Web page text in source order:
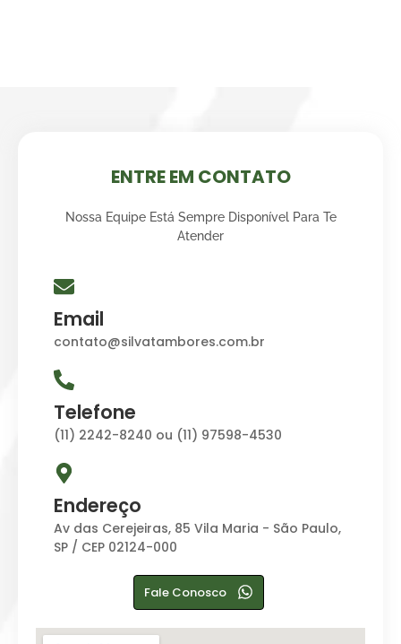
ENTRE EM CONTATO
Nossa Equipe Está Sempre Disponível Para Te
Atender
Email
contato@silvatambores.com.br
Telefone
(11) 2242-8240 ou (11) 97598-4530
Endereço
Av das Cerejeiras, 85 Vila Maria - São Paulo,
SP / CEP 02124-000
Fale Conosco